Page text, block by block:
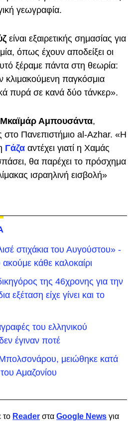
γεωγραφία.
είναι εξαιρετικής σημασίας για
όπως έχουν αποδείξει οι
ξέραμε πάντα στη θεωρία:
παγκόσμια
πυρά σε κανά δύο τάνκερ».
Μκαϊμάρ Αμπουσάντα,
στο Πανεπιστήμιο al-Azhar. «Η
Γάζα αντέχει γιατί η Χαμάς
θα παρέχει το πρόσχημα
ισραηλινή εισβολή»
στιχάκια του Αυγούστου» -
κάθε καλοκαίρι
της 46χρονης για την
εξέταση είχε γίνει και το
του ελληνικού
έγιναν ποτέ
μειώθηκε κατά
Αμαζονίου
το Reader στα Google News για